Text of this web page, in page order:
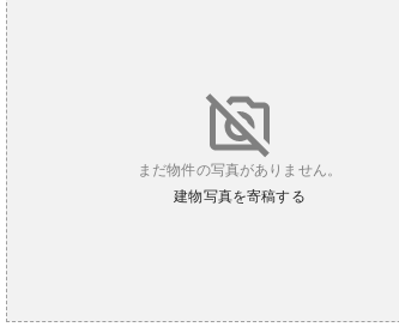
まだ物件の写真がありません。
建物写真を寄稿する